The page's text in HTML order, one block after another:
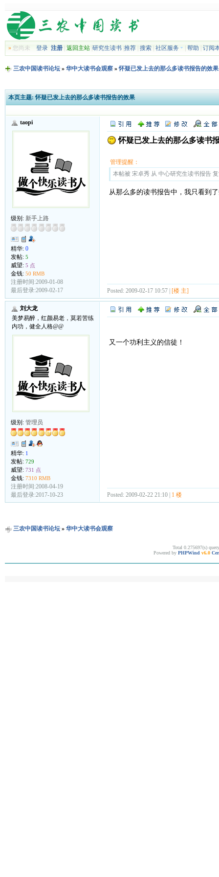
»您尚未 登录 注册| 返回主站| 研究生读书| 推荐| 搜索| 社区服务 帮助 订阅
三农中国读书论坛» 华中大读书会观察»怀疑已发上去的那么多读书报告的效果
本页主题: 怀疑已发上去的那么多读书报告的效果
taopi
级别: 新手上路
精华: 0
发帖: 5
威望: 5 点
金钱: 50 RMB
注册时间:2009-01-08
最后登录:2009-02-17
怀疑已发上去的那么多读书
管理提醒：
本帖被 宋卓秀 从 中心研究生读书报告
从那么多的读书报告中，我只看到
Posted: 2009-02-17 10:57 | [楼 主]
刘大龙
美梦易醉，红颜易老，莫若苦练
内功，健全人格@@
级别: 管理员
精华: 1
发帖: 729
威望: 731 点
金钱: 7310 RMB
注册时间:2008-04-19
最后登录:2017-10-23
又一个功利主义的信徒！
Posted: 2009-02-22 21:10 | 1 楼
三农中国读书论坛» 华中大读书会观察
Total 0.275697(s)
Powered by PHPWind v6.0